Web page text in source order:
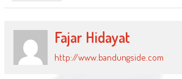
Fajar Hidayat
http://www.bandungside.com